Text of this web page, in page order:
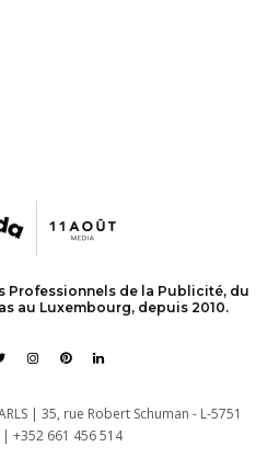
Professionnels de la Publicité, du
au Luxembourg, depuis 2010.
| 35, rue Robert Schuman - L-5751
| +352 661 456 514